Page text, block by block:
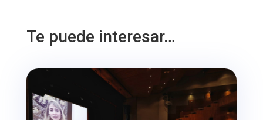
Te puede interesar…